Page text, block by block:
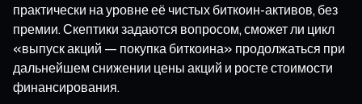
практически на уровне её чистых биткоин-активов, без
премии. Скептики задаются вопросом, сможет ли цикл
«выпуск акций — покупка биткоина» продолжаться при
дальнейшем снижении цены акций и росте стоимости
финансирования.